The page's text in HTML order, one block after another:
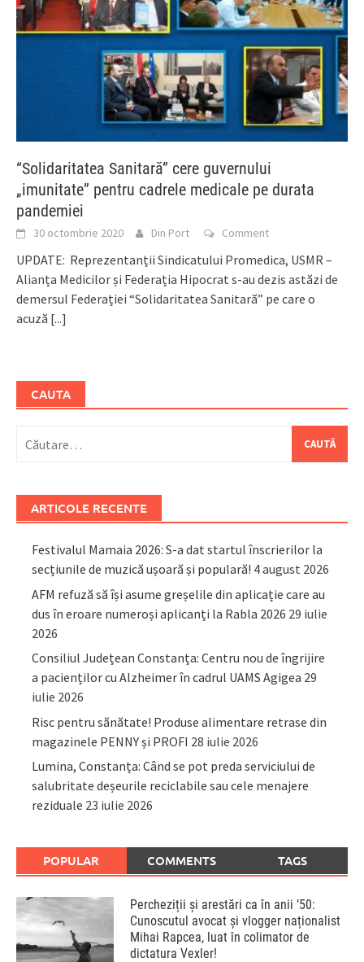
“Solidaritatea Sanitară” cere guvernului
„imunitate” pentru cadrele medicale pe durata
pandemiei
30 octombrie 2020 Din Port Comment
UPDATE: Reprezentanții Sindicatului Promedica, USMR –
Alianța Medicilor și Federația Hipocrat s-au dezis astăzi de
demersul Federației “Solidaritatea Sanitară” pe care o
acuză [...]
CAUTA
după:
ARTICOLE RECENTE
Festivalul Mamaia 2026: S-a dat startul înscrierilor la
secțiunile de muzică ușoară și populară! 4 august 2026
AFM refuză să își asume greșelile din aplicație care au
dus în eroare numeroși aplicanți la Rabla 2026 29 iulie
2026
Consiliul Județean Constanța: Centru nou de îngrijire
a pacienților cu Alzheimer în cadrul UAMS Agigea 29
iulie 2026
Risc pentru sănătate! Produse alimentare retrase din
magazinele PENNY și PROFI 28 iulie 2026
Lumina, Constanța: Când se pot preda serviciului de
salubritate deșeurile reciclabile sau cele menajere
reziduale 23 iulie 2026
POPULAR COMMENTS TAGS
Percheziții și arestări ca în anii ’50:
Cunoscutul avocat și vlogger naționalist
Mihai Rapcea, luat în colimator de
dictatura Vexler!